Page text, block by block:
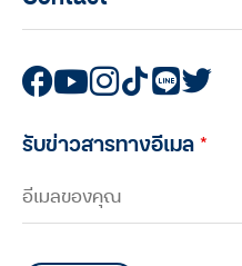
รับข่าวสารทางอีเมล*